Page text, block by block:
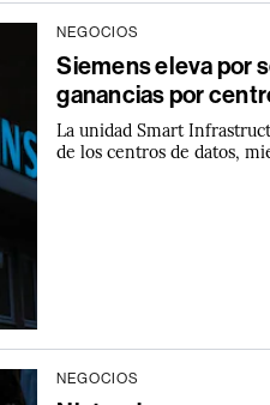
NEGOCIOS
Siemens eleva por
ganancias por
La unidad Smart
de los centros de datos,
NEGOCIOS